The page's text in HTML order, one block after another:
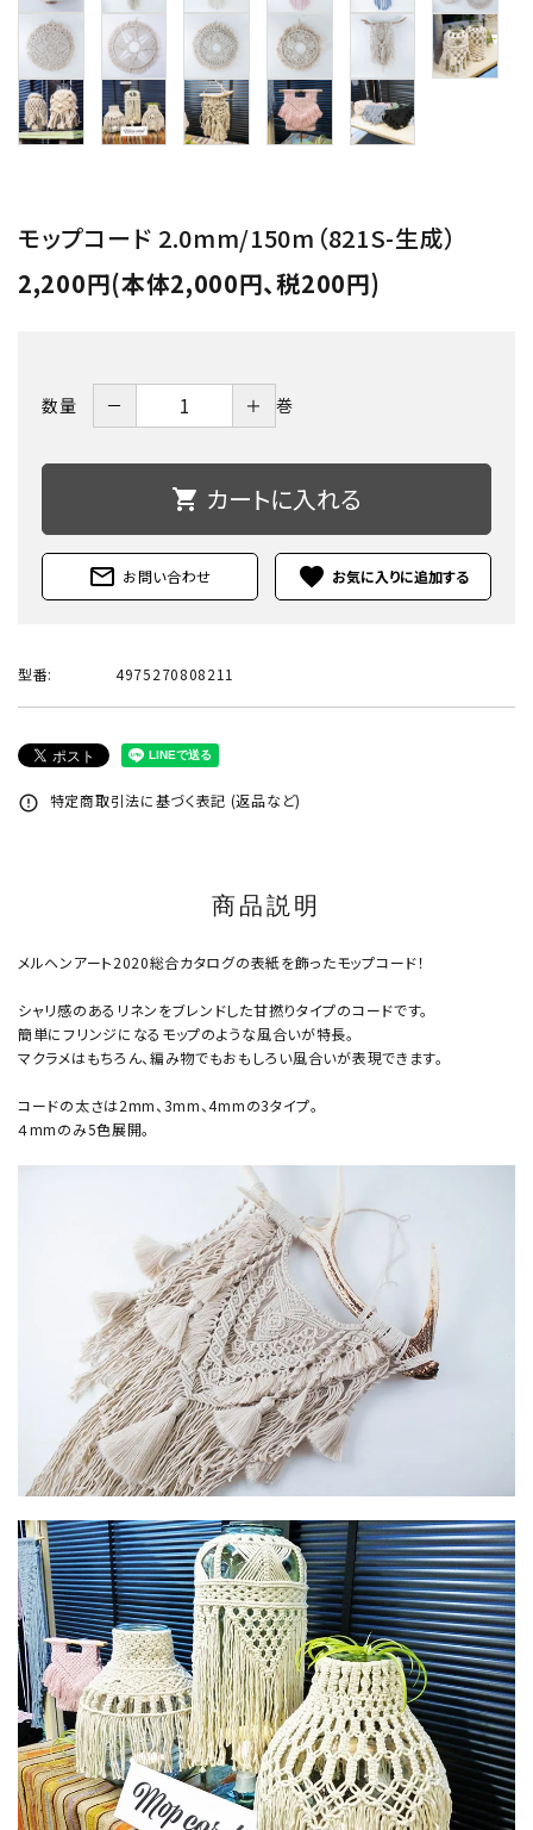
CONTACT
お問い合わせ
モップコード 2.0mm/150m（821S-生成）
2,200円(本体2,000円、税200円)
数量 － ＋ 巻
shopping_cart カートに入れる
mail_outline お問い合わせ favorite
型番: 4975270808211
error_outline 特定商取引法に基づく表記 (返品など)
商品説明
メルヘンアート2020総合カタログの表紙を飾ったモップコード！
シャリ感のあるリネンをブレンドした甘撚りタイプのコードです。
簡単にフリンジになるモップのような風合いが特長。
マクラメはもちろん、編み物でもおもしろい風合いが表現できます。
コードの太さは2mm、3mm、4mmの3タイプ。
４mmのみ5色展開。